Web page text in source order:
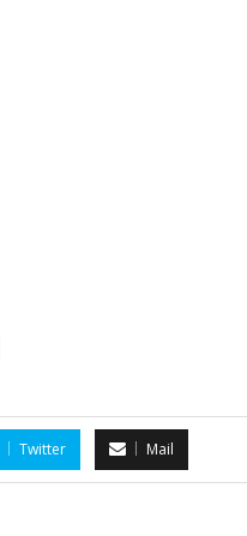
Twitter Mail